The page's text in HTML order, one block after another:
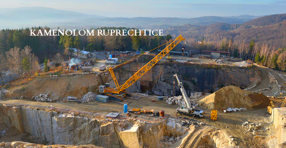
KAMENOLOM RUPRECHTICE